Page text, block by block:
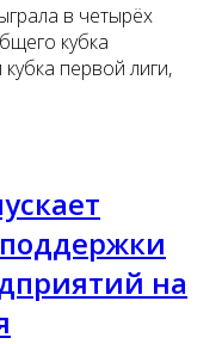
в четырёх
кубка
первой лиги,
на